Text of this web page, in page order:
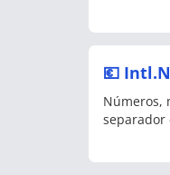
💶
Números,
separador